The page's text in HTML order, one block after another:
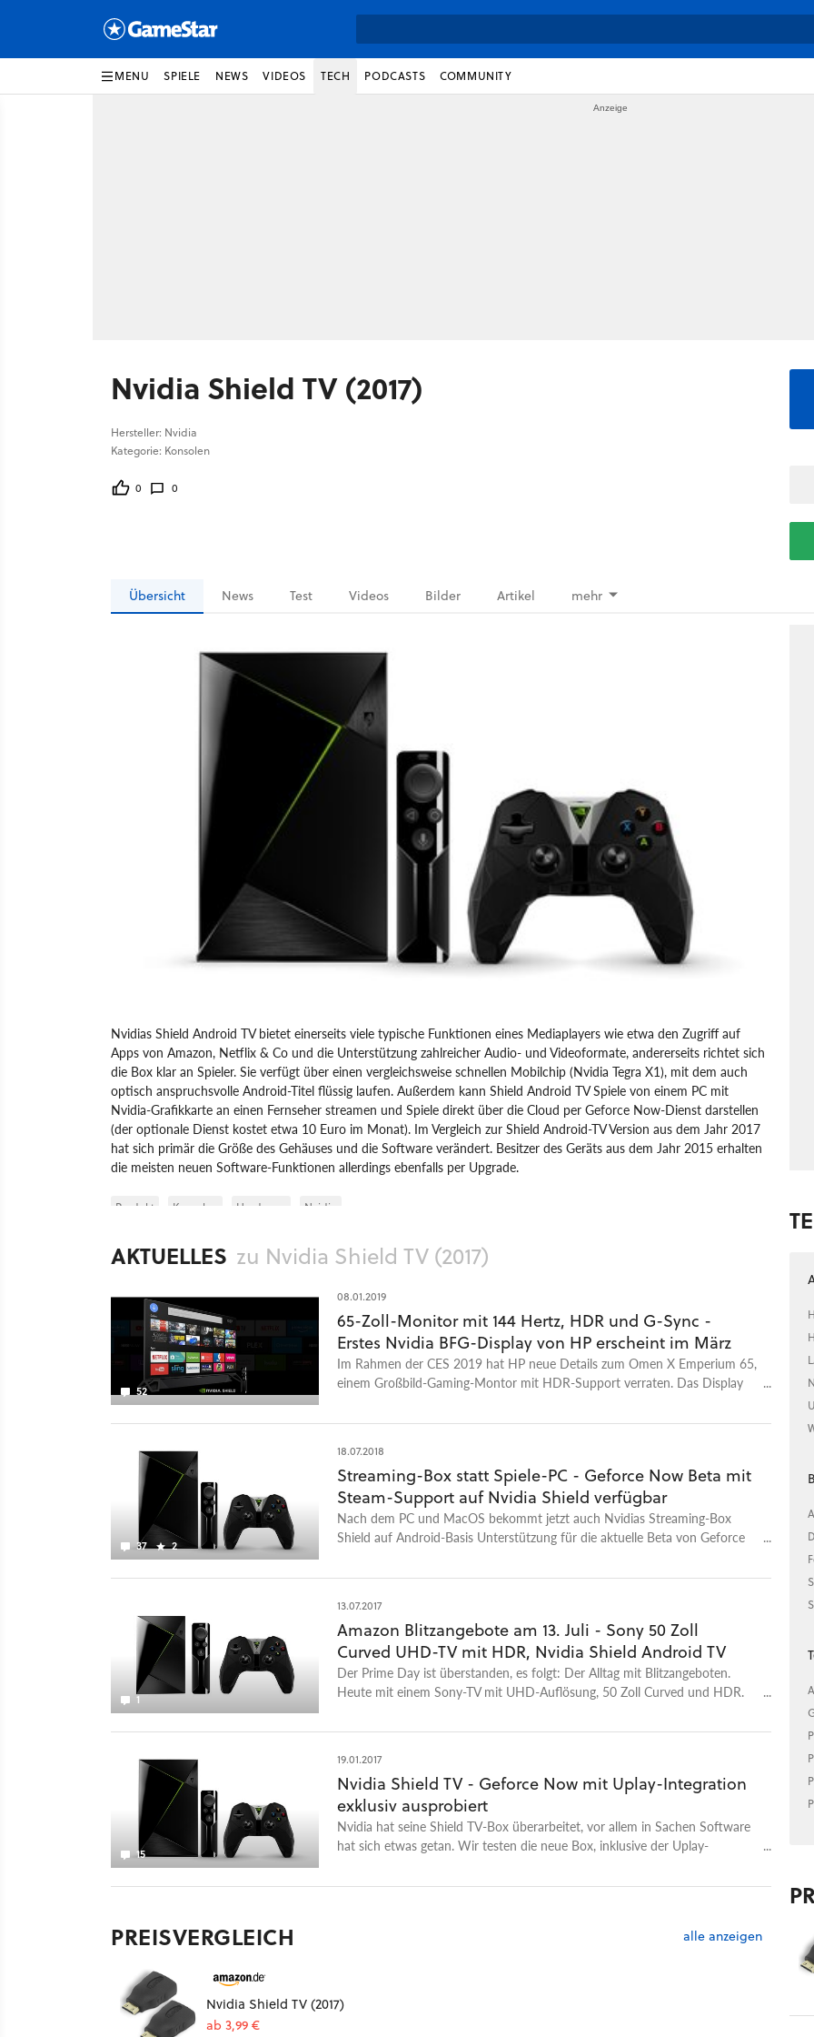
MENU SPIELE NEWS VIDEOS TECH PODCASTS COMMUNITY
Nvidia Shield TV (2017)
Hersteller: Nvidia
Kategorie: Konsolen
0 0
Übersicht News Test Videos Bilder Artikel mehr
Nvidias Shield Android TV bietet einerseits viele typische Funktionen eines Mediaplayers wie etwa den Zugriff auf
Apps von Amazon, Netflix & Co und die Unterstützung zahlreicher Audio- und Videoformate, andererseits richtet sich
die Box klar an Spieler. Sie verfügt über einen vergleichsweise schnellen Mobilchip (Nvidia Tegra X1), mit dem auch
optisch anspruchsvolle Android-Titel flüssig laufen. Außerdem kann Shield Android TV Spiele von einem PC mit
Nvidia-Grafikkarte an einen Fernseher streamen und Spiele direkt über die Cloud per Geforce Now-Dienst darstellen
(der optionale Dienst kostet etwa 10 Euro im Monat). Im Vergleich zur Shield Android-TV Version aus dem Jahr 2017
hat sich primär die Größe des Gehäuses und die Software verändert. Besitzer des Geräts aus dem Jahr 2015 erhalten
die meisten neuen Software-Funktionen allerdings ebenfalls per Upgrade.
Produkt Konsolen Hardware Nvidia
AKTUELLES zu Nvidia Shield TV (2017)
52
08.01.2019
65-Zoll-Monitor mit 144 Hertz, HDR und G-Sync -
Erstes Nvidia BFG-Display von HP erscheint im März
Im Rahmen der CES 2019 hat HP neue Details zum Omen X Emperium 65,
einem Großbild-Gaming-Montor mit HDR-Support verraten. Das Display
37 2
18.07.2018
Streaming-Box statt Spiele-PC - Geforce Now Beta mit
Steam-Support auf Nvidia Shield verfügbar
Nach dem PC und MacOS bekommt jetzt auch Nvidias Streaming-Box
Shield auf Android-Basis Unterstützung für die aktuelle Beta von Geforce
1
13.07.2017
Amazon Blitzangebote am 13. Juli - Sony 50 Zoll
Curved UHD-TV mit HDR, Nvidia Shield Android TV
Der Prime Day ist überstanden, es folgt: Der Alltag mit Blitzangeboten.
Heute mit einem Sony-TV mit UHD-Auflösung, 50 Zoll Curved und HDR.
Android TV, die Multimediakonsole mit der Technik von Nintendos Switch.
15
19.01.2017
Nvidia Shield TV - Geforce Now mit Uplay-Integration
exklusiv ausprobiert
Nvidia hat seine Shield TV-Box überarbeitet, vor allem in Sachen Software
hat sich etwas getan. Wir testen die neue Box, inklusive der Uplay-
PREISVERGLEICH alle anzeigen
Nvidia Shield TV (2017)
ab 3,99 €